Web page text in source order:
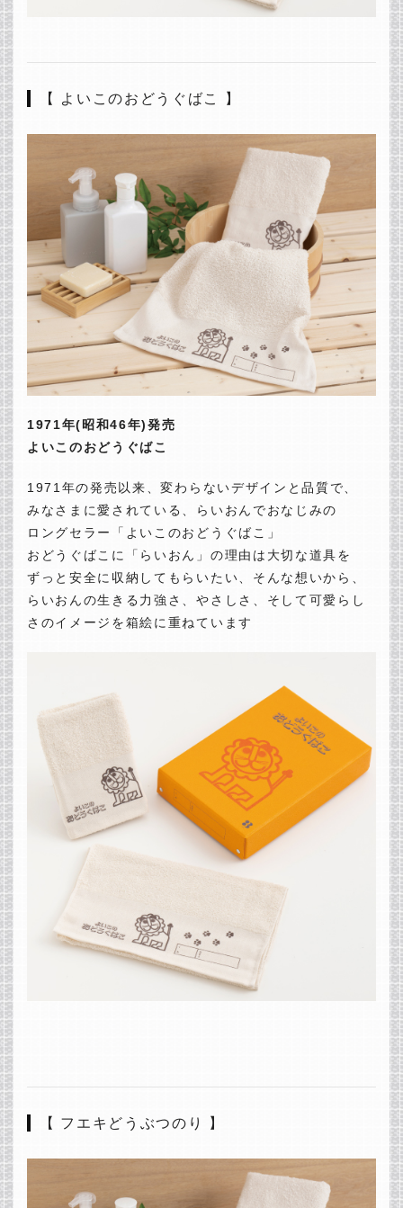
【 よいこのおどうぐばこ 】
1971年(昭和46年)発売
よいこのおどうぐばこ
1971年の発売以来、変わらないデザインと品質で、
みなさまに愛されている、らいおんでおなじみの
ロングセラー「よいこのおどうぐばこ」
おどうぐばこに「らいおん」の理由は大切な道具を
ずっと安全に収納してもらいたい、そんな想いから、
らいおんの生きる力強さ、やさしさ、そして可愛らし
さのイメージを箱絵に重ねています
【 フエキどうぶつのり 】